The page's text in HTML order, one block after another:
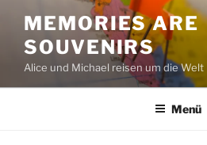
Inhalt
springen
MEMORIES ARE
SOUVENIRS
Alice und Michael reisen um die Welt
Menü